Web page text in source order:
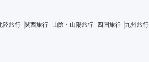
陸旅行 関西旅行 山陰・山陽旅行 四国旅行 九州旅行